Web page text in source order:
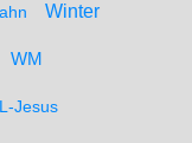
Winter
WM
Jesus